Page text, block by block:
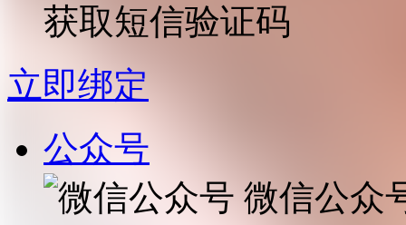
获取短信验证码
立即绑定
公众号
微信公众